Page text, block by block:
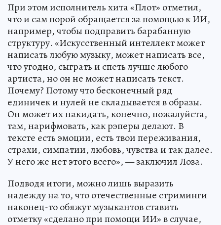
При этом исполнитель хита «Плот» отметил,
что и сам порой обращается за помощью к ИИ,
например, чтобы подправить барабанную
структуру. «Искусственный интеллект может
написать любую музыку, может написать все,
что угодно, сыграть и спеть лучше любого
артиста, но он не может написать текст.
Почему? Потому что бесконечный ряд
единичек и нулей не складывается в образы.
Он может их накидать, конечно, пожалуйста,
там, нарифмовать, как рэперы делают. В
тексте есть эмоции, есть твои переживания,
страхи, симпатии, любовь, чувства и так далее.
У него же нет этого всего», — заключил Лоза.
Подводя итоги, можно лишь выразить
надежду на то, что отечественные стриминги
наконец-то обяжут музыкантов ставить
отметку «сделано при помощи ИИ» в случае,